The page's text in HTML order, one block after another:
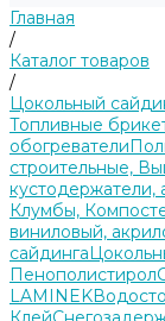
Главная
/
Каталог товаров
/
Цокольный
Топливные
обогреватели
строительные,
кустодержатели,
Клумбы,
виниловый,
сайдинга
Пенополистирол
LAMINEK